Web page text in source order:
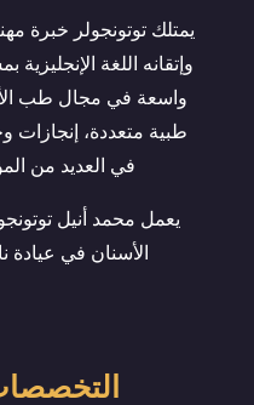
يمتلك توتونجولر خبرة
وإتقانه اللغة
واسعة في مجال طب
طبية متعددة، إنجازات
في العديد من
يعمل محمد أنيل
الأسنان في عيادة